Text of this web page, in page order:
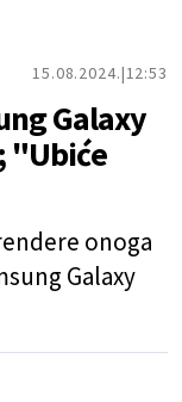
15.08.2024. 12:53
Galaxy
"Ubiće
onoga
Galaxy